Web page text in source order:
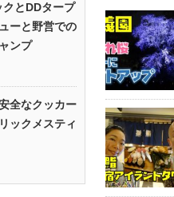
クとDDタープ
ーと野営での
ンプ
全なクッカー
ックメスティ